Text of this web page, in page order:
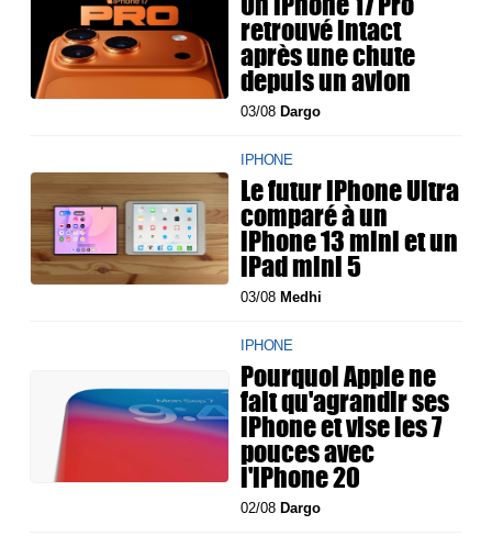
retrouvé intact
après une chute
depuis un avion
03/08 Dargo
IPHONE
Le futur iPhone Ultra
comparé à un
iPhone 13 mini et un
iPad mini 5
03/08 Medhi
IPHONE
Pourquoi Apple ne
fait qu'agrandir ses
iPhone et vise les 7
pouces avec
l'iPhone 20
02/08 Dargo